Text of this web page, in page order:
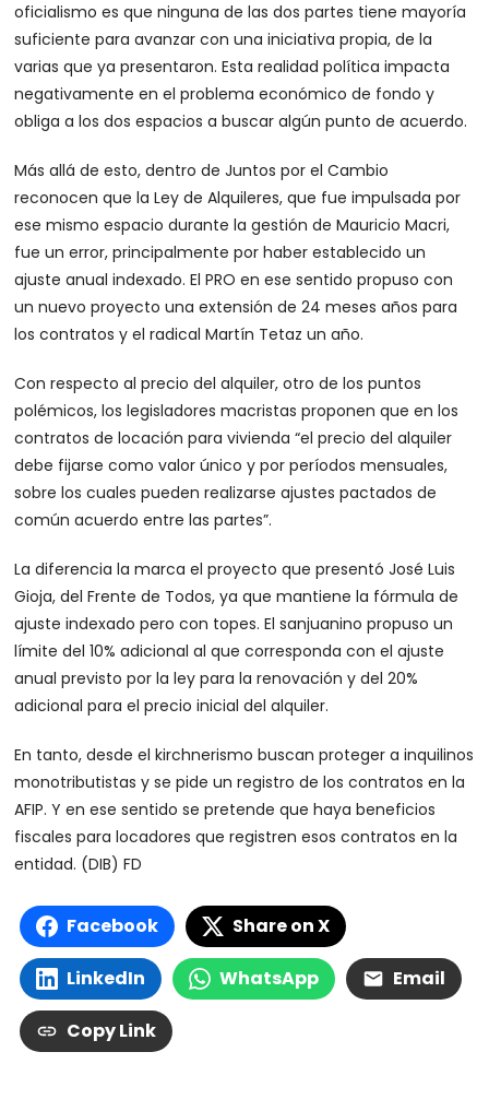
oficialismo es que ninguna de las dos partes tiene mayoría
suficiente para avanzar con una iniciativa propia, de la
varias que ya presentaron. Esta realidad política impacta
negativamente en el problema económico de fondo y
obliga a los dos espacios a buscar algún punto de acuerdo.
Más allá de esto, dentro de Juntos por el Cambio
reconocen que la Ley de Alquileres, que fue impulsada por
ese mismo espacio durante la gestión de Mauricio Macri,
fue un error, principalmente por haber establecido un
ajuste anual indexado. El PRO en ese sentido propuso con
un nuevo proyecto una extensión de 24 meses años para
los contratos y el radical Martín Tetaz un año.
Con respecto al precio del alquiler, otro de los puntos
polémicos, los legisladores macristas proponen que en los
contratos de locación para vivienda “el precio del alquiler
debe fijarse como valor único y por períodos mensuales,
sobre los cuales pueden realizarse ajustes pactados de
común acuerdo entre las partes”.
La diferencia la marca el proyecto que presentó José Luis
Gioja, del Frente de Todos, ya que mantiene la fórmula de
ajuste indexado pero con topes. El sanjuanino propuso un
límite del 10% adicional al que corresponda con el ajuste
anual previsto por la ley para la renovación y del 20%
adicional para el precio inicial del alquiler.
En tanto, desde el kirchnerismo buscan proteger a inquilinos
monotributistas y se pide un registro de los contratos en la
AFIP. Y en ese sentido se pretende que haya beneficios
fiscales para locadores que registren esos contratos en la
entidad. (DIB) FD
Facebook Share on X
LinkedIn WhatsApp Email
Copy Link